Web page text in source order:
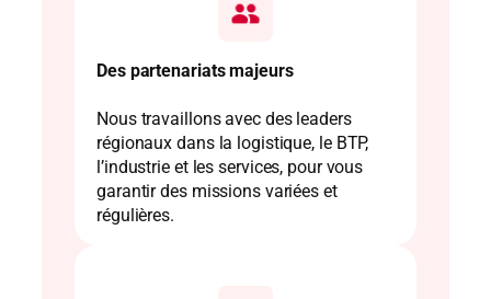
Des partenariats majeurs
Nous travaillons avec des leaders
régionaux dans la logistique, le BTP,
l’industrie et les services, pour vous
garantir des missions variées et
régulières.